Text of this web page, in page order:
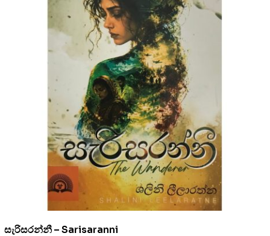
සැරිසරන්නී – Sarisaranni